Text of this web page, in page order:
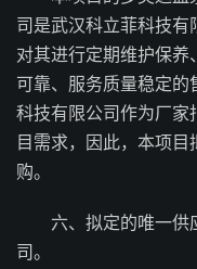
司是武汉科立菲科技
对其进行定期维护保
可靠、服务质量稳定
科技有限公司作为厂家
目需求，因此，本项
购。
六、拟定的唯一供
司。